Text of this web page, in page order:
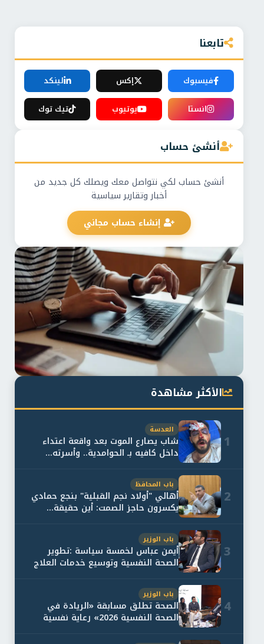
تابعنا
فيسبوك إكس
لينكد
انستا
يوتيوب تيك توك
أنشئ حساب
أنشئ حساب لكي نتواصل معك ويصلك كل جديد من
أخبار وتقارير سياسية
إنشاء حساب مجاني
الأكثر مشاهدة
1
العدسة
شاب يصارع الموت بعد واقعة اعتداء
داخل كافيه بـ الحوامدية.. وأسرته...
2
باب المحافظ
أهالي "أولاد نجم القبلية" بنجع حمادي
يكسرون حاجز الصمت: أين حقيقة...
3
باب الوزير
أيمن عباس لخمسة سياسة :تطوير
الصحة النفسية وتوسيع خدمات العلاج
4
باب الوزير
الصحة تطلق مسابقة «الريادة في
الصحة النفسية 2026» رعاية نفسية